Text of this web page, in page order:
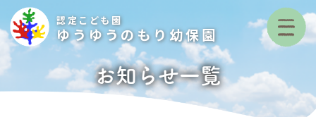
認定こども園
ゆうゆうのもり幼保園
お知らせ一覧